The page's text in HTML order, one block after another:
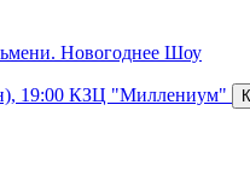
Новогоднее Шоу
19:00 КЗЦ "Миллениум"